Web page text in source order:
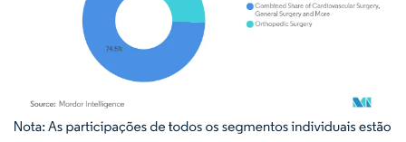
Imagem © Mordor Intelligence. O reuso requer atribuição conforme CC BY 4.0.